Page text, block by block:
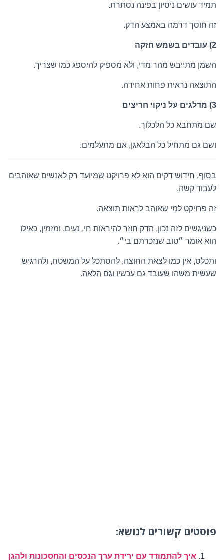
תמיד עושים ניסיון בפינה נסתרת.
זה חוסך דרמה באמצע הדק.
2) עובדים בשמש חזקה
השמן מתייבש מהר מדי, ולא מספיק להיספג כמו שצריך.
התוצאה נראית פחות אחידה.
3) מדלגים על ניקוי חריצים
שם מתחבא כל הלכלוך.
ושם גם מתחיל כל הבלאגן, אם מתעלמים.
בסוף, חידוש דקים הוא לא פרויקט שמיועד רק לאנשים שאוהבים
לעבוד קשה.
זה פרויקט למי שאוהב לראות תוצאה.
כשניגשים לזה נכון, הדק חוזר להיראות חי, נעים, ומזמין, כאילו
הוא אומר ״טוב שנזכרתם בי״.
ותכלס, אין כמו לצאת החוצה, להסתכל על המשטח, ולהרגיש
שעשית משהו שעובד גם עכשיו וגם הלאה.
פוסטים קשורים לנושא:
איך להתמודד עם ירידת ערך הנכסים והחסכונות ולהגן